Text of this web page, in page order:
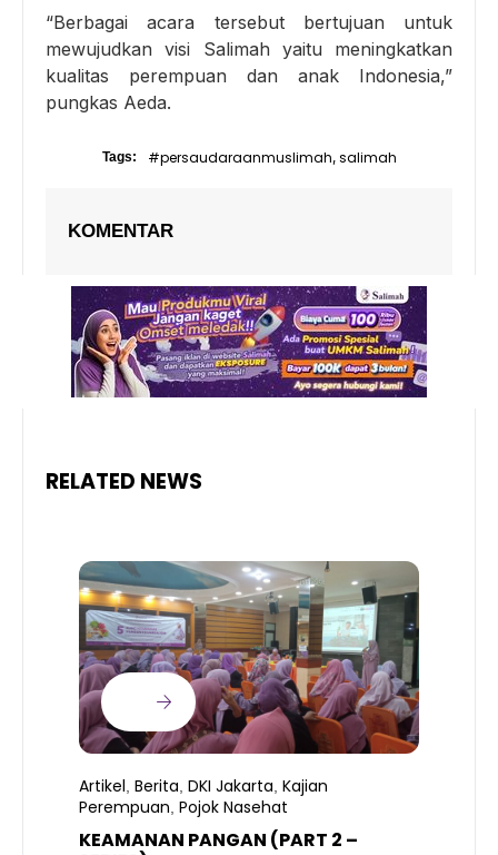
“Berbagai acara tersebut bertujuan untuk
mewujudkan visi Salimah yaitu meningkatkan
kualitas perempuan dan anak Indonesia,”
pungkas Aeda.
Tags: #persaudaraanmuslimah, salimah
KOMENTAR
RELATED NEWS
Artikel Berita DKI Jakarta Kajian
Perempuan Pojok Nasehat
KEAMANAN PANGAN (PART 2 –